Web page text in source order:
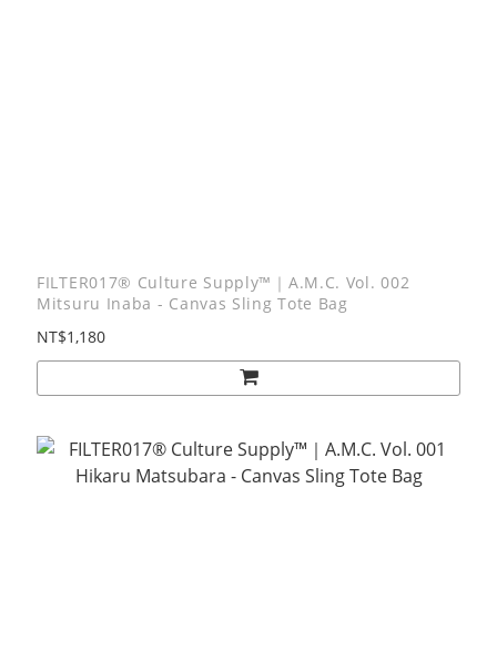
FILTER017® Culture Supply™｜A.M.C. Vol. 002
Mitsuru Inaba - Canvas Sling Tote Bag
NT$1,180